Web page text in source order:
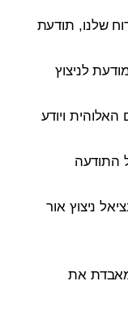
שלנו, תודעת
לניצוץ
ויודע
התודעה
ניצוץ אור
מאבדת את